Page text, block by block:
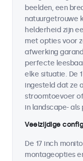
beelden, een
natuurgetrouwe
helderheid zijn
met opties voor
afwerking
perfecte
elke situatie. De
ingesteld dat ze
stroomtoevoer
in landscape-
Veelzijdige
De 17 inch
montageopties